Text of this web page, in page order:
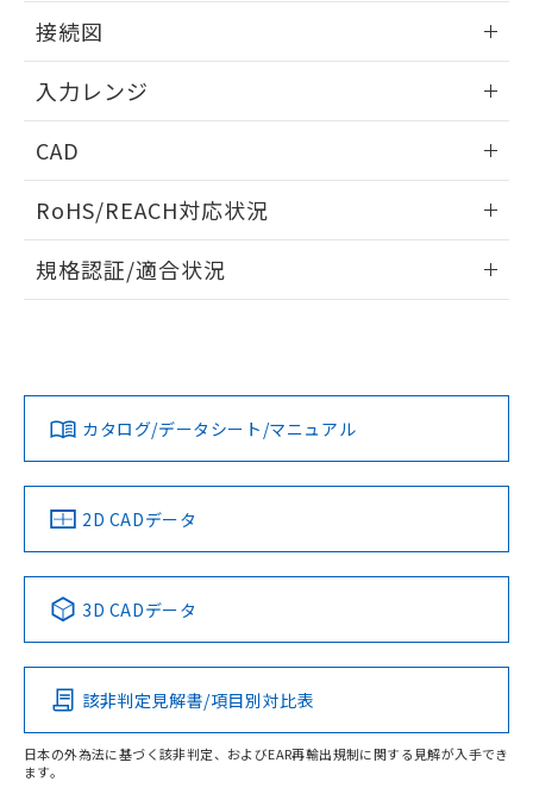
接続図
入力レンジ
CAD
ドすることができます。
ログイン/会員登録
ダウンロードデータをご利用いただく前に、以下を必ずお読
みください。
ソフトウェアの使用条件
RoHS/REACH対応状況
EU RoHS 注意事項・凡例
対応済み
中国 RoHS 注意事項・凡例
Pb Hg Cd Cr(VI)
O
規格認証/適合状況
LR型式承認
（イギリス
船舶規格）
DNV型式承認
（ノルウェー
BV型式承認
（フランス
KR型式
（韓国
Yes No No No
この製品の規格認証/適合状況ページへ
その他の認証はこちらのページからご検索ください
カタログ/データシート/マニュアル
2D CADデータ
3D CADデータ
該非判定見解書/項目別対比表
日本の外為法に基づく該非判定、およびEAR再輸出規制に関する見解が入手でき
ます。